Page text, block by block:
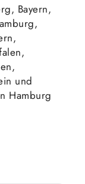
Bayern,
und
Hamburg